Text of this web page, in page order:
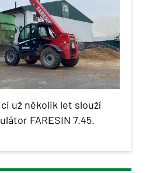
už několik let slouží
FARESIN 7.45.